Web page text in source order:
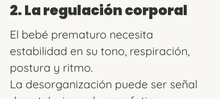
2. La regulación corporal
El bebé prematuro necesita
estabilidad en su tono, respiración,
postura y ritmo.
La desorganización puede ser señal